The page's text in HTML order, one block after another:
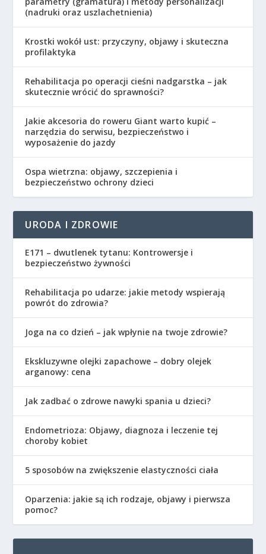
(nadruki oraz uszlachetnienia)
Krostki wokół ust: przyczyny, objawy i skuteczna
profilaktyka
Rehabilitacja po operacji cieśni nadgarstka – jak
skutecznie wrócić do sprawności?
Jakie akcesoria do roweru Giant warto kupić –
narzędzia do serwisu, bezpieczeństwo i
wyposażenie do jazdy
Ospa wietrzna: objawy, szczepienia i
bezpieczeństwo ochrony dzieci
URODA I ZDROWIE
E171 – dwutlenek tytanu: Kontrowersje i
bezpieczeństwo żywności
Rehabilitacja po udarze: jakie metody wspierają
powrót do zdrowia?
Joga na co dzień – jak wpłynie na twoje zdrowie?
Ekskluzywne olejki zapachowe – dobry olejek
arganowy: cena
Jak zadbać o zdrowe nawyki spania u dzieci?
Endometrioza: Objawy, diagnoza i leczenie tej
choroby kobiet
5 sposobów na zwiększenie elastyczności ciała
Oparzenia: jakie są ich rodzaje, objawy i pierwsza
pomoc?